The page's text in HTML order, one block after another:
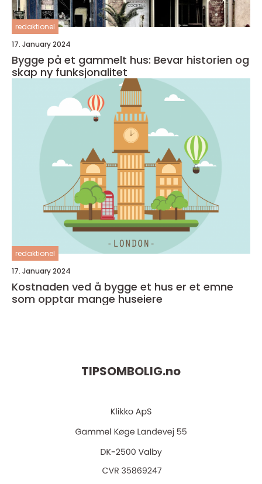
redaktionel
17. January 2024
Bygge på et gammelt hus: Bevar historien og
skap ny funksjonalitet
redaktionel
17. January 2024
Kostnaden ved å bygge et hus er et emne
som opptar mange huseiere
TIPSOMBOLIG.no